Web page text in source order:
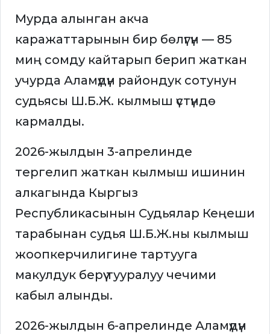
Мурда алынган акча
каражаттарынын бир бөлүгүн — 85
миң сомду кайтарып берип жаткан
учурда Аламүдүн райондук сотунун
судьясы Ш.Б.Ж. кылмыш үстүндө
кармалды.
2026-жылдын 3-апрелинде
тергелип жаткан кылмыш ишинин
алкагында Кыргыз
Республикасынын Судьялар Кеңеши
тарабынан судья Ш.Б.Ж.ны кылмыш
жоопкерчилигине тартууга
макулдук берүү тууралуу чечими
кабыл алынды.
2026-жылдын 6-апрелинде Аламүдүн